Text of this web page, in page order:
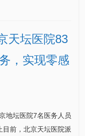
天坛医院83
，实现零感
坛医院7名医务人员
目前，北京天坛医院派